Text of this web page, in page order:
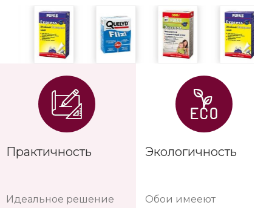
Практичность
Идеальное решение
Экологичность
Обои имееют